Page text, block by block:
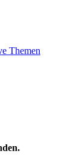
Themen